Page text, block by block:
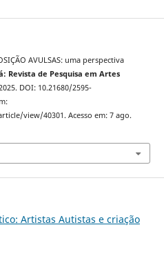
AVULSAS: uma perspectiva
Revista de Pesquisa em Artes
DOI: 10.21680/2595-
view/40301. Acesso em: 7 ago.
Artistas Autistas e criação